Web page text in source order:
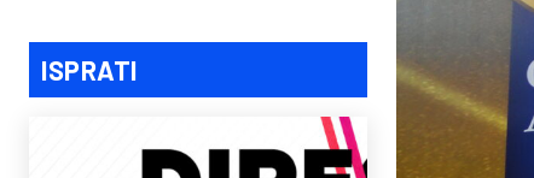
ISPRATI